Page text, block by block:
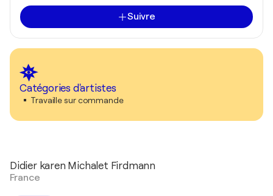
Suivre
Catégories d'artistes
Travaille sur commande
Didier karen Michalet Firdmann
France